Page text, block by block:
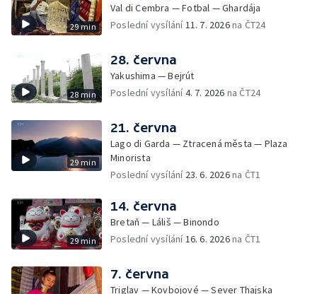
29 min
Val di Cembra — Fotbal — Ghardája
Poslední vysílání 11. 7. 2026na ČT24
28 min
28. června
Yakushima — Bejrút
Poslední vysílání4. 7. 2026 na ČT24
29 min
21. června
Lago di Garda — Ztracená města — Plaza
Minorista
Poslední vysílání 23. 6. 2026na ČT1
29 min
14. června
Bretaň — Láliš — Binondo
Poslední vysílání 16. 6. 2026na ČT1
7. června
Triglav — Kovbojové — Sever Thajska